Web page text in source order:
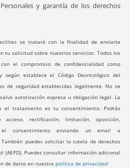
y garantía de los derechos
se tratará con la finalidad de enviarte
tu solicitud sobre nuestros servicios. Todos los
el compromiso de confidencialidad como
según establece el Código Deontológico del
de seguridad establecidas legalmente. No se
autorización expresa u obligación legal. La
el tratamiento es tu consentimiento. Podrás
rectificación, limitación, oposición,
consentimiento enviando un email a
También puedes solicitar la tutela de derechos
(AEPD). Puedes consultar información adicional
de datos en nuestra política de privacidad